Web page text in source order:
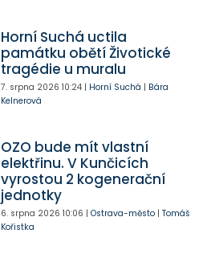
Horní Suchá uctila
památku obětí Životické
tragédie u muralu
7. srpna 2026 10:24| Horní Suchá | Bára
Kelnerová
OZO bude mít vlastní
elektřinu. V Kunčicích
vyrostou 2 kogenerační
jednotky
6. srpna 2026 10:06 | Ostrava-město| Tomáš
Kořistka